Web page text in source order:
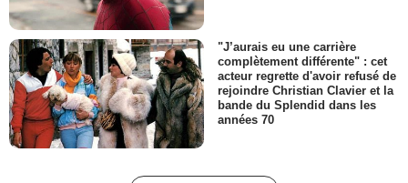
"J’aurais eu une carrière
complètement différente" : cet
acteur regrette d'avoir refusé de
rejoindre Christian Clavier et la
bande du Splendid dans les
années 70